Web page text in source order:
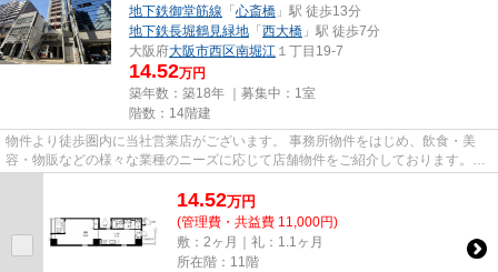
地下鉄御堂筋線 「心斎橋 」駅 徒歩13分
地下鉄長堀鶴見緑地 「西大橋 」駅 徒歩7分
大阪府大阪市西区南堀江 １丁目19-7
14.52万円
築年数：築18年 ｜募集中： 1室
階数：14階建
物件より徒歩圏内に当社営業店がございます。 事務所物件をはじめ、飲食・美
容・物販などの様々な業種のニーズに応じて店舗物件をご紹介しております。
尚、弊社ではおとり広告は一切...
14.52万円
(管理費・共益費 11,000円)
敷：2ヶ月｜礼：1.1ヶ月
所在階：11階